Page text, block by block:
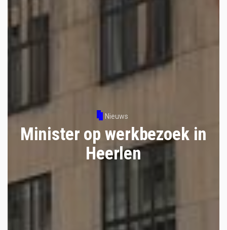
Nieuws
Minister op werkbezoek in
Heerlen